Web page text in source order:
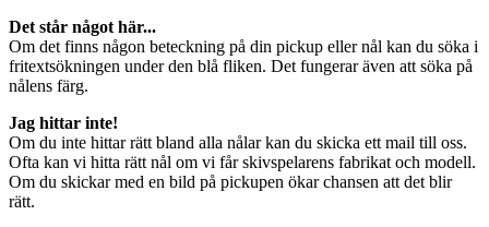
Det står något här...
Om det finns någon beteckning på din pickup eller nål kan du söka i
fritextsökningen under den blå fliken. Det fungerar även att söka på
nålens färg.
Jag hittar inte!
Om du inte hittar rätt bland alla nålar kan du skicka ett mail till oss.
Ofta kan vi hitta rätt nål om vi får skivspelarens fabrikat och modell.
Om du skickar med en bild på pickupen ökar chansen att det blir
rätt.